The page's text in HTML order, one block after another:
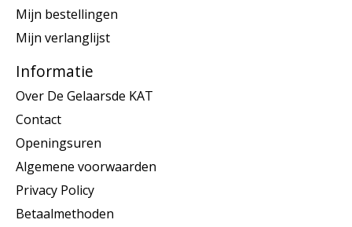
Mijn bestellingen
Mijn verlanglijst
Informatie
Over De Gelaarsde KAT
Contact
Openingsuren
Algemene voorwaarden
Privacy Policy
Betaalmethoden